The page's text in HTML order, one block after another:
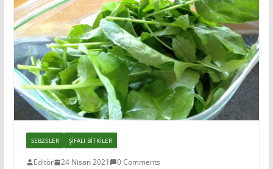
SEBZELER ŞIFALI BITKILER
Editör 24 Nisan 2021
0 Comments